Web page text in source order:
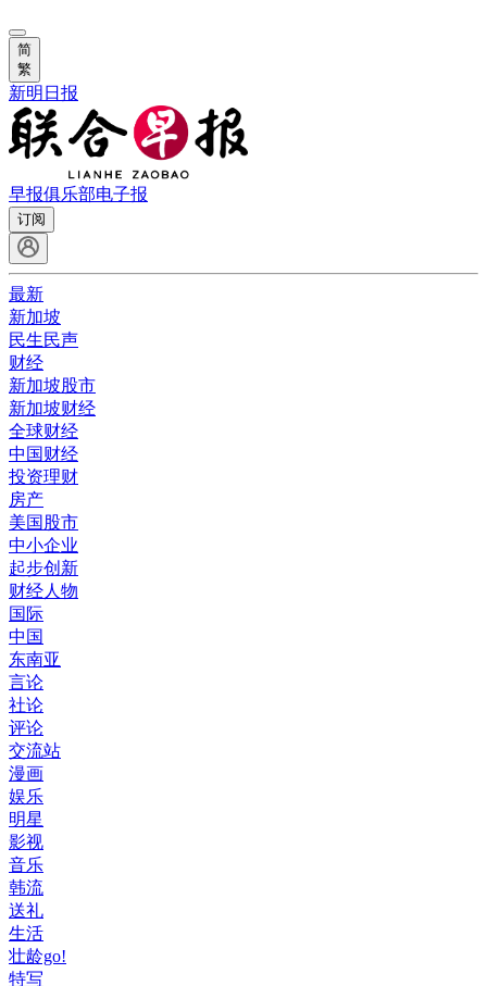
简
繁
新明日报
早报俱乐部电子报
订阅
最新
新加坡
民生民声
财经
新加坡股市
新加坡财经
全球财经
中国财经
投资理财
房产
美国股市
中小企业
起步创新
财经人物
国际
中国
东南亚
言论
社论
评论
交流站
漫画
娱乐
明星
影视
音乐
韩流
送礼
生活
壮龄go!
特写